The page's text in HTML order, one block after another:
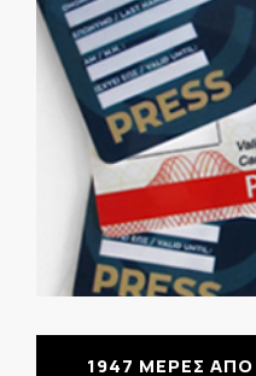
1947 ΜΕΡΕΣ